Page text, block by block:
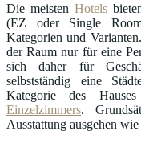
Die meisten Hotels
(EZ oder Single
Kategorien und
der Raum nur für eine
sich daher für
selbstständig eine
Kategorie des
Einzelzimmers.
Ausstattung ausgehen